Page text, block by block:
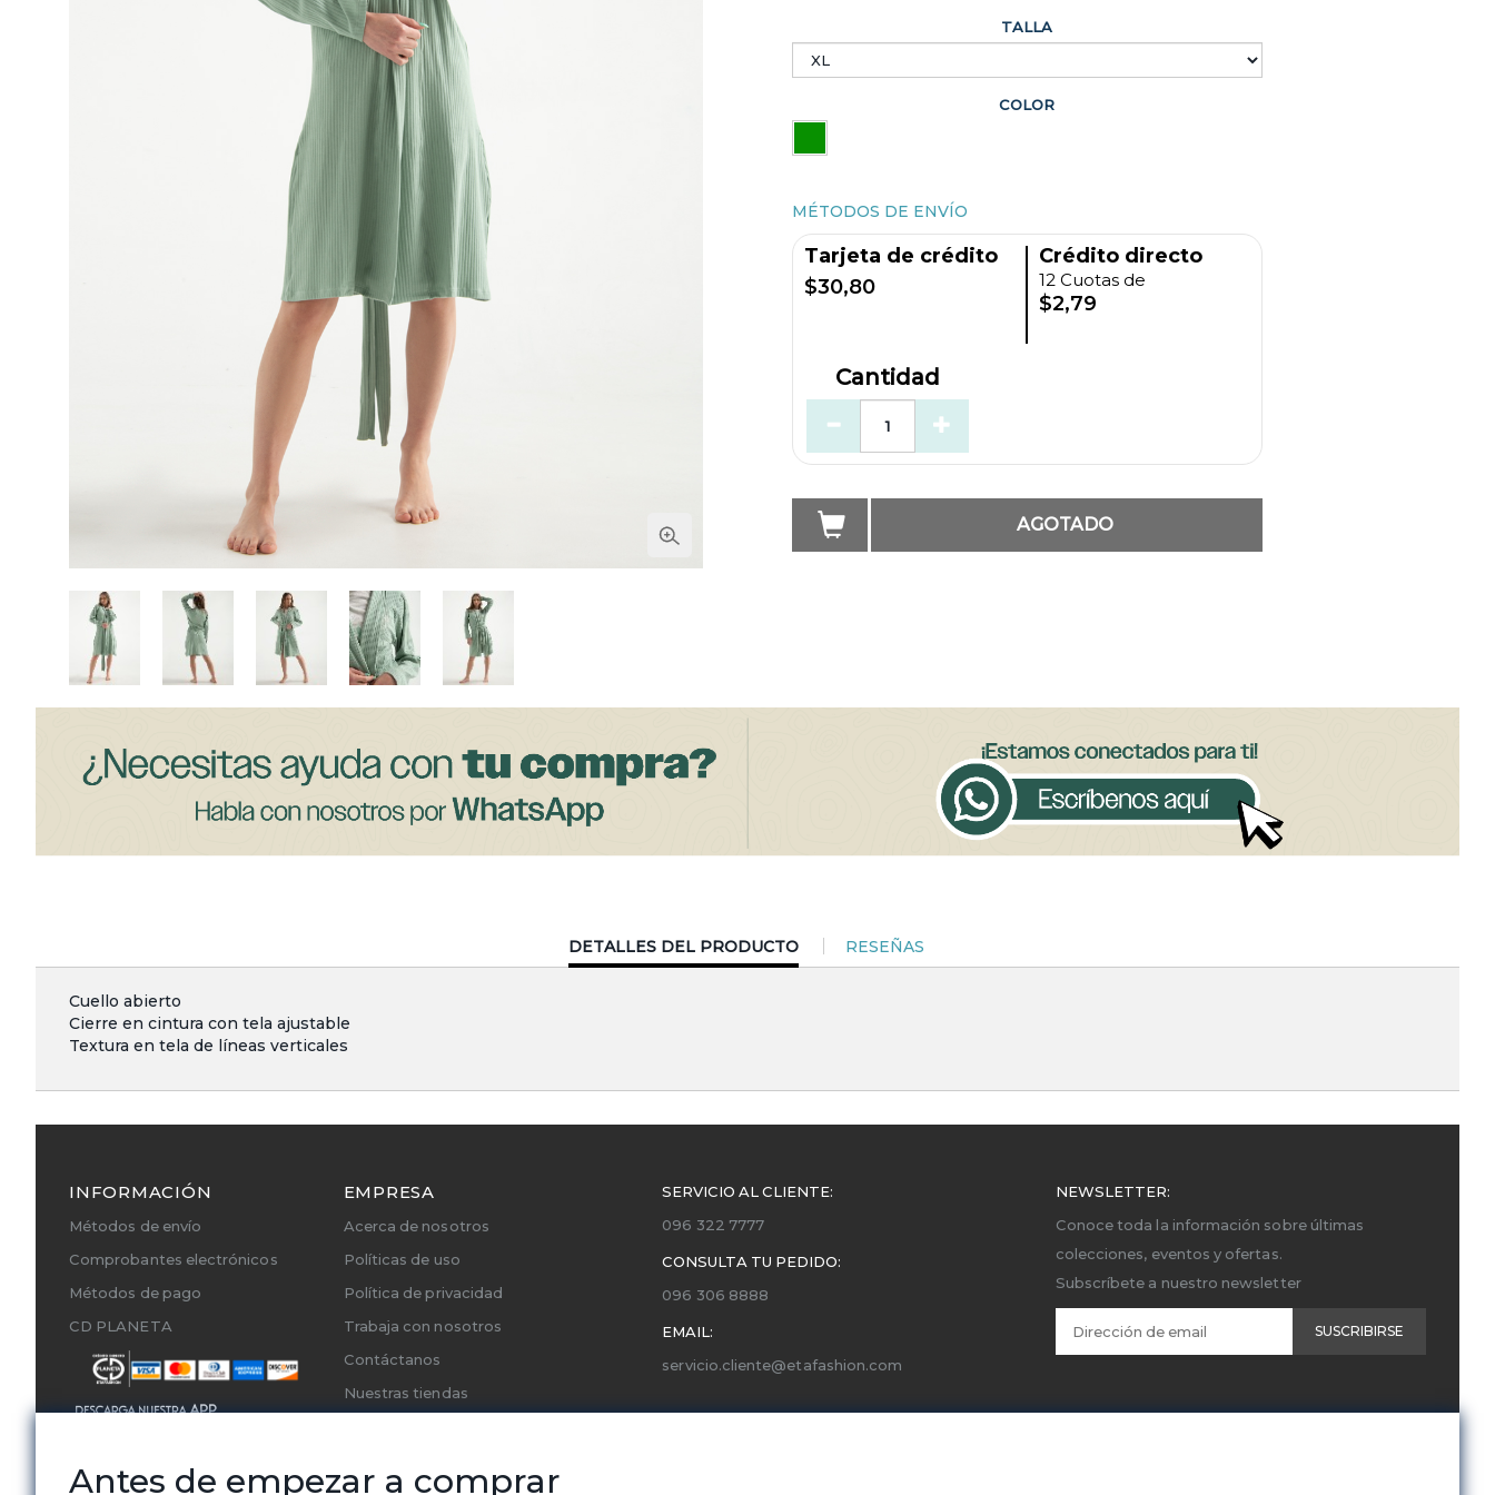
TALLA
COLOR
MÉTODOS DE ENVÍO
Tarjeta de crédito
$30,80
Crédito directo
12 Cuotas de
$2,79
Cantidad
AGOTADO
CURRENT
TAB:
DETALLES DEL PRODUCTO RESEÑAS
Cuello abierto
Cierre en cintura con tela ajustable
Textura en tela de líneas verticales
INFORMACIÓN
Métodos de envío
Comprobantes electrónicos
Métodos de pago
CD PLANETA
EMPRESA
Acerca de nosotros
Políticas de uso
Política de privacidad
Trabaja con nosotros
Contáctanos
Nuestras tiendas
SERVICIO AL CLIENTE:
096 322 7777
CONSULTA TU PEDIDO:
096 306 8888
EMAIL:
servicio.cliente@etafashion.com
NEWSLETTER:
Conoce toda la información sobre últimas
colecciones, eventos y ofertas.
Subscríbete a nuestro newsletter
SUSCRIBIRSE
Antes de empezar a comprar